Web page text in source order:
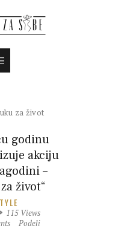
godinu
akciju
–
život“
115 Views
Podeli